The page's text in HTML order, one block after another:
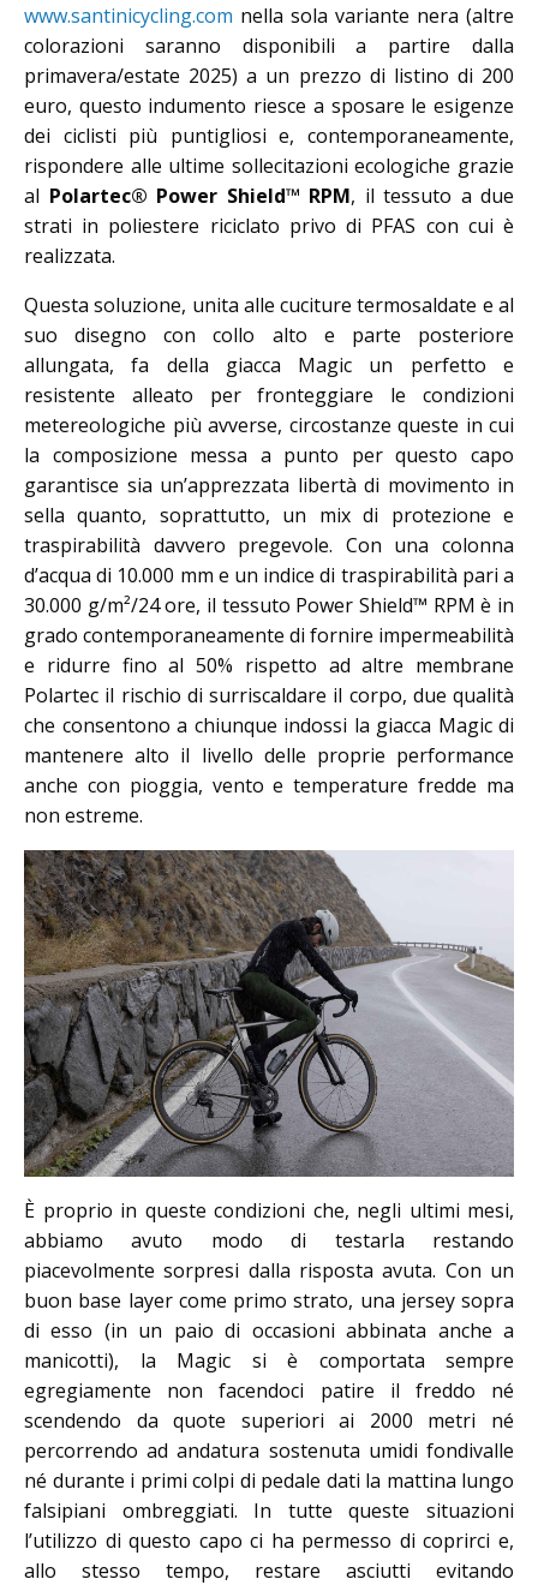
www.santinicycling.com nella sola variante nera (altre
colorazioni saranno disponibili a partire dalla
primavera/estate 2025) a un prezzo di listino di 200
euro, questo indumento riesce a sposare le esigenze
dei ciclisti più puntigliosi e, contemporaneamente,
rispondere alle ultime sollecitazioni ecologiche grazie
al Polartec® Power Shield™ RPM, il tessuto a due
strati in poliestere riciclato privo di PFAS con cui è
realizzata.
Questa soluzione, unita alle cuciture termosaldate e al
suo disegno con collo alto e parte posteriore
allungata, fa della giacca Magic un perfetto e
resistente alleato per fronteggiare le condizioni
metereologiche più avverse, circostanze queste in cui
la composizione messa a punto per questo capo
garantisce sia un’apprezzata libertà di movimento in
sella quanto, soprattutto, un mix di protezione e
traspirabilità davvero pregevole. Con una colonna
d’acqua di 10.000 mm e un indice di traspirabilità pari a
30.000 g/m²/24 ore, il tessuto Power Shield™ RPM è in
grado contemporaneamente di fornire impermeabilità
e ridurre fino al 50% rispetto ad altre membrane
Polartec il rischio di surriscaldare il corpo, due qualità
che consentono a chiunque indossi la giacca Magic di
mantenere alto il livello delle proprie performance
anche con pioggia, vento e temperature fredde ma
non estreme.
È proprio in queste condizioni che, negli ultimi mesi,
abbiamo avuto modo di testarla restando
piacevolmente sorpresi dalla risposta avuta. Con un
buon base layer come primo strato, una jersey sopra
di esso (in un paio di occasioni abbinata anche a
manicotti), la Magic si è comportata sempre
egregiamente non facendoci patire il freddo né
scendendo da quote superiori ai 2000 metri né
percorrendo ad andatura sostenuta umidi fondivalle
né durante i primi colpi di pedale dati la mattina lungo
falsipiani ombreggiati. In tutte queste situazioni
l’utilizzo di questo capo ci ha permesso di coprirci e,
allo stesso tempo, restare asciutti evitando